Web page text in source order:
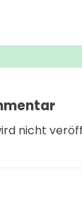
nicht